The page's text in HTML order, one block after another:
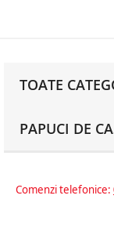
TOATE
PAPUCI DE
Comenzi telefonice: